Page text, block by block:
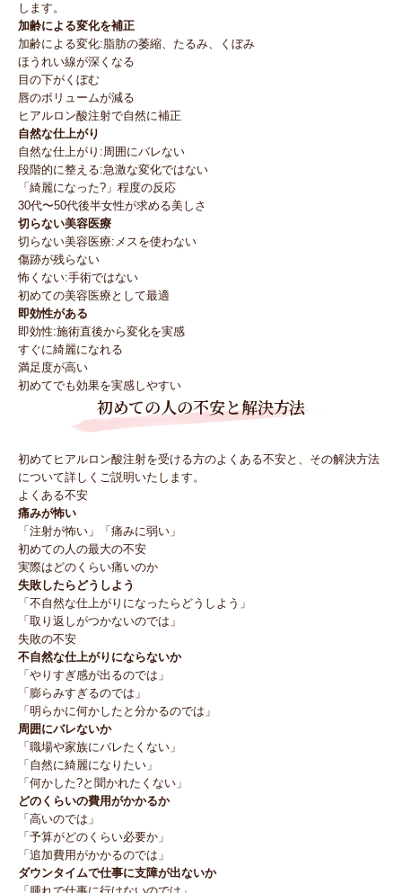
します。
加齢による変化を補正
加齢による変化:脂肪の萎縮、たるみ、くぼみ
ほうれい線が深くなる
目の下がくぼむ
唇のボリュームが減る
ヒアルロン酸注射で自然に補正
自然な仕上がり
自然な仕上がり:周囲にバレない
段階的に整える:急激な変化ではない
「綺麗になった?」程度の反応
30代〜50代後半女性が求める美しさ
切らない美容医療
切らない美容医療:メスを使わない
傷跡が残らない
怖くない:手術ではない
初めての美容医療として最適
即効性がある
即効性:施術直後から変化を実感
すぐに綺麗になれる
満足度が高い
初めてでも効果を実感しやすい
初めての人の不安と解決方法
初めてヒアルロン酸注射を受ける方のよくある不安と、その解決方法
について詳しくご説明いたします。
よくある不安
痛みが怖い
「注射が怖い」「痛みに弱い」
初めての人の最大の不安
実際はどのくらい痛いのか
失敗したらどうしよう
「不自然な仕上がりになったらどうしよう」
「取り返しがつかないのでは」
失敗の不安
不自然な仕上がりにならないか
「やりすぎ感が出るのでは」
「膨らみすぎるのでは」
「明らかに何かしたと分かるのでは」
周囲にバレないか
「職場や家族にバレたくない」
「自然に綺麗になりたい」
「何かした?と聞かれたくない」
どのくらいの費用がかかるか
「高いのでは」
「予算がどのくらい必要か」
「追加費用がかかるのでは」
ダウンタイムで仕事に支障が出ないか